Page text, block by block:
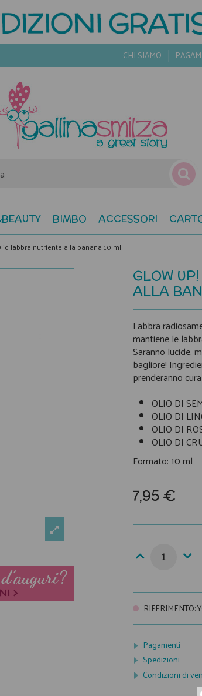
CHI SIAMO
BIMBO ACCESSORI
labbra nutriente alla banana 10 ml
GLOW
ALLA
Labbra
mantiene le
Saranno lucide,
bagliore!
prenderanno
OLIO DI
OLIO DI
OLIO DI
OLIO DI
Formato: 10 ml
7,95 €
RIFERIMENTO:
Pagamenti
Spedizioni
Condizioni di